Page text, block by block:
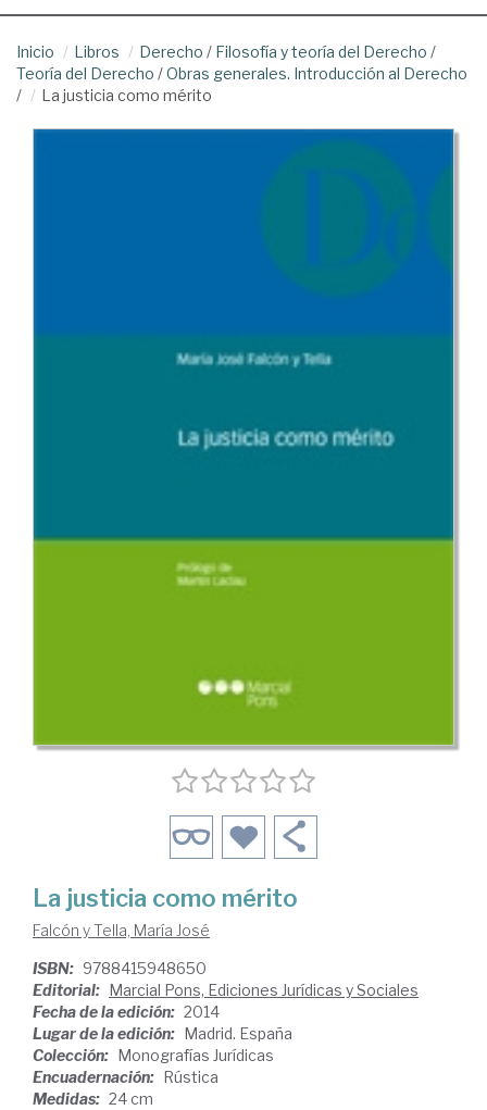
Inicio Libros Derecho / Filosofía y teoría del Derecho /
Teoría del Derecho /Obras generales. Introducción al Derecho
/
La justicia como mérito
La justicia como mérito
Falcón y Tella, María José
ISBN: 9788415948650
Editorial: Marcial Pons, Ediciones Jurídicas y Sociales
Fecha de la edición: 2014
Lugar de la edición: Madrid. España
Colección: Monografías Jurídicas
Encuadernación: Rústica
Medidas: 24 cm